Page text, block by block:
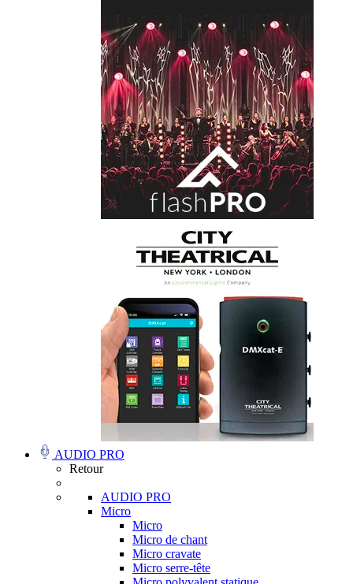
AUDIO PRO
Retour
AUDIO PRO
Micro
Micro
Micro de chant
Micro cravate
Micro serre-tête